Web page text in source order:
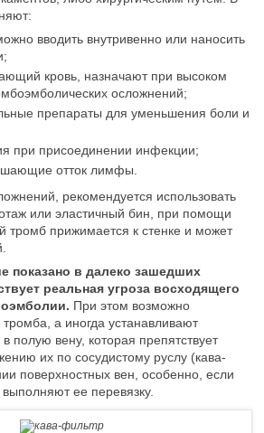
вводить внутривенно или наносить
кровь, назначают при высоком
осложнений;
препараты для уменьшения боли и
при присоединении инфекции;
отток лимфы.
рекомендуется использовать
или эластичный бин, при помощи
тромб прижимается к стенке и может
показано в далеко зашедших
реальная угроза восходящего
При этом возможно
а иногда устанавливают
полую вену, которая препятствует
их по сосудистому руслу (кава-
поверхностных вен, особенно, если
ее перевязку.